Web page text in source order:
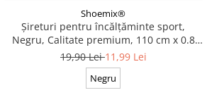
Shoemix®
Șireturi pentru încălțăminte sport,
Negru, Calitate premium, 110 cm x 0.8
cm
19,90 Lei11,99 Lei
Negru